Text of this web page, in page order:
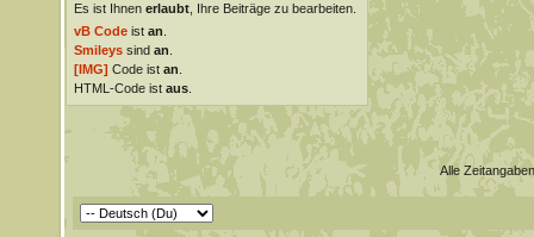
Es ist Ihnen erlaubt, Ihre Beiträge zu bearbeiten.
vB Codeist an
Smileyssind an
[IMG] Code ist an
HTML-Code ist aus.
Alle